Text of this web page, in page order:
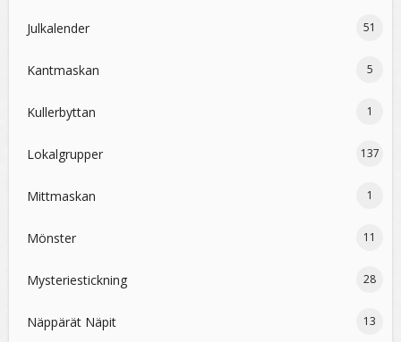
Julkalender 51
Kantmaskan 5
Kullerbyttan 1
Lokalgrupper 137
Mittmaskan 1
Mönster 11
Mysteriestickning 28
Näppärät Näpit 13